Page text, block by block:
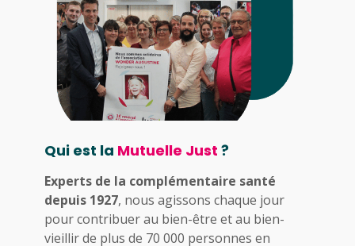
Qui est la Mutuelle Just ?
Experts de la complémentaire santé
depuis 1927, nous agissons chaque jour
pour contribuer au bien-être et au bien-
vieillir de plus de 70 000 personnes en